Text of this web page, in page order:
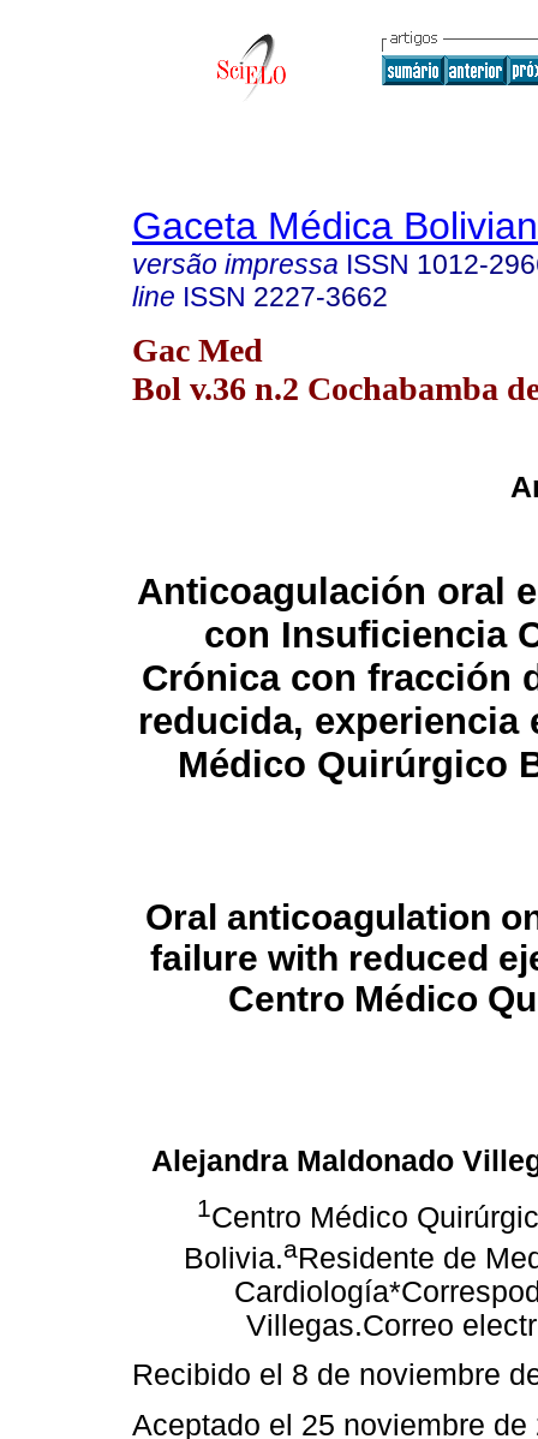
Gaceta Médica
versão impressa ISSN 1012-
line ISSN 2227-3662
Gac Med
Bol v.36 n.2 Cochabamba
Anticoagulación oral
con Insuficiencia
Crónica con fracción
reducida, experiencia
Médico Quirúrgico
Oral anticoagulation
failure with reduced
Centro Médico
Alejandra Maldonado
1Centro Médico
Bolivia.aResidente de
Villegas.Correo
Recibido el 8 de noviembre
Aceptado el 25 noviembre de